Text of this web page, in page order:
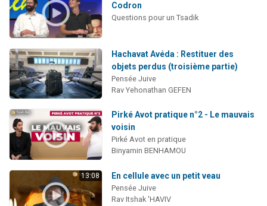
Codron
Questions pour un Tsadik
Hachavat Avéda : Restituer des
objets perdus (troisième partie)
Pensée Juive
Rav Yehonathan GEFEN
Pirké Avot pratique n°2 - Le mauvais
voisin
Pirké Avot en pratique
Binyamin BENHAMOU
13:08 En cellule avec un petit veau
Pensée Juive
Rav Itshak 'HAVIV